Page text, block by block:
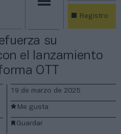
Registro
su
el lanzamiento
OTT
19 de marzo de 2025
Guardar
Me gusta